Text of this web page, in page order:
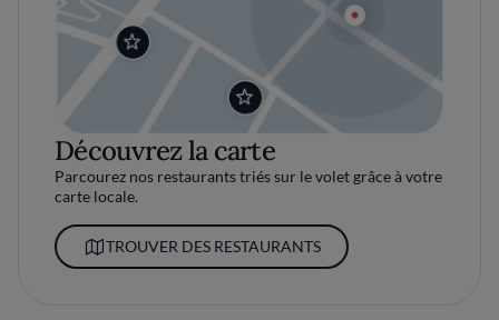
Découvrez la carte
Parcourez nos restaurants triés sur le volet grâce à votre
carte locale.
TROUVER DES RESTAURANTS